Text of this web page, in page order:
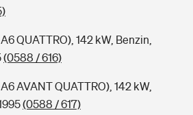
QUATTRO), 142 kW, Benzin,
(0588 / 616)
AVANT QUATTRO), 142 kW,
(0588 / 617)